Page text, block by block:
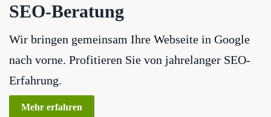
SEO-Beratung
Wir bringen gemeinsam Ihre Webseite in Google
nach vorne. Profitieren Sie von jahrelanger SEO-
Erfahrung.
Mehr erfahren